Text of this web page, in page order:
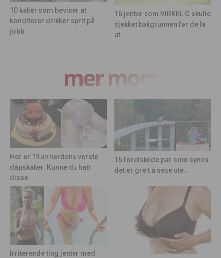
10 kaker som beviser at
konditorer drikker sprit på
jobb
16 jenter som VIRKELIG skulle
sjekket bakgrunnen før de la
ut...
mer moro
Her er 19 av verdens verste
dåpskaker. Kunne du hatt
disse...
15 forelskede par som synes
det er greit å sexe ute...
Irriterende ting jenter med